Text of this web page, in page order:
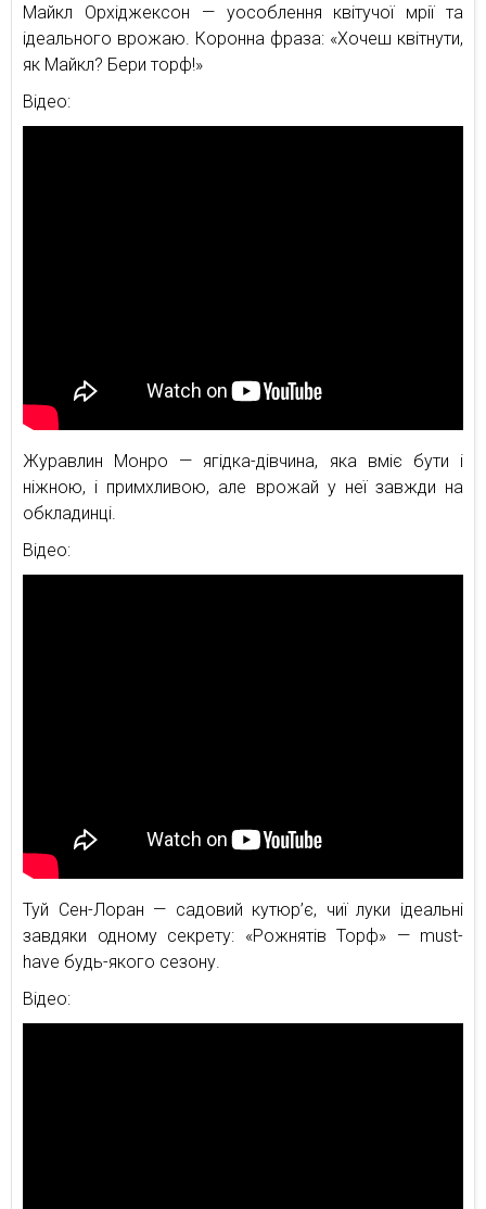
Майкл Орхіджексон — уособлення квітучої мрії та
ідеального врожаю. Коронна фраза: «Хочеш квітнути,
як Майкл? Бери торф!»
Відео:
Журавлин Монро — ягідка-дівчина, яка вміє бути і
ніжною, і примхливою, але врожай у неї завжди на
обкладинці.
Відео:
Туй Сен-Лоран — садовий кутюр’є, чиї луки ідеальні
завдяки одному секрету: «Рожнятів Торф» — must-
have будь-якого сезону.
Відео: